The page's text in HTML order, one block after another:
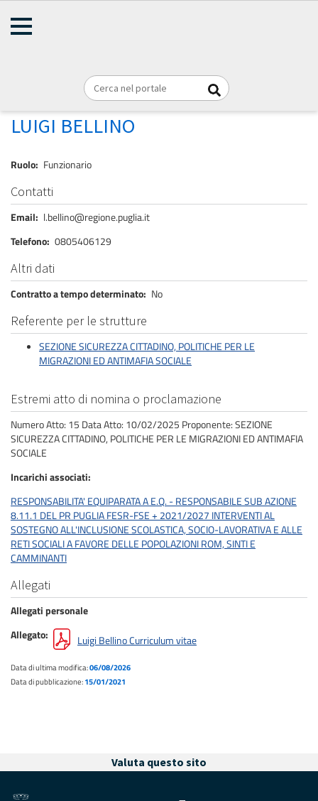
Briciole
Home
BELLINO LUIGI
LUIGI BELLINO
Ruolo Funzionario
Contatti
Email
l.bellino@regione.puglia.it
Telefono 0805406129
Altri dati
Contratto a tempo determinato No
Referente per le strutture
SEZIONE SICUREZZA CITTADINO, POLITICHE PER LE
MIGRAZIONI ED ANTIMAFIA SOCIALE
Estremi atto di nomina o proclamazione
Numero Atto: 15 Data Atto: 10/02/2025 Proponente: SEZIONE
SICUREZZA CITTADINO, POLITICHE PER LE MIGRAZIONI ED ANTIMAFIA
SOCIALE
Incarichi associati
RESPONSABILITA' EQUIPARATA A E.Q. - RESPONSABILE SUB AZIONE
8.11.1 DEL PR PUGLIA FESR-FSE + 2021/2027 INTERVENTI AL
SOSTEGNO ALL'INCLUSIONE SCOLASTICA, SOCIO-LAVORATIVA E ALLE
RETI SOCIALI A FAVORE DELLE POPOLAZIONI ROM, SINTI E
CAMMINANTI
Allegati
Allegati personale
Allegato
Luigi Bellino Curriculum vitae
Data di ultima modifica:06/08/2026
Data di pubblicazione:15/01/2021
Valuta questo sito